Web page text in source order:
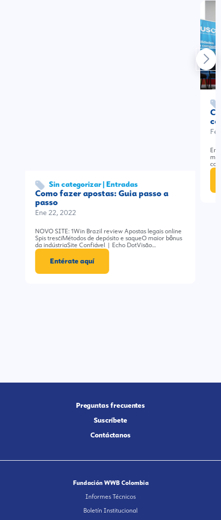
Sin categorizar | Entradas
Como fazer apostas: Guia passo a
passo
Ene 22, 2022
NOVO SITE: 1Win Brazil review Apostas legais online
Spis treściMétodos de depósito e saqueO maior bônus
da indústriaSite Confiável | Echo DotVisão…
Entérate aquí
Preguntas frecuentes
Suscríbete
Contáctanos
Fundación WWB Colombia
Informes Técnicos
Boletín Institucional